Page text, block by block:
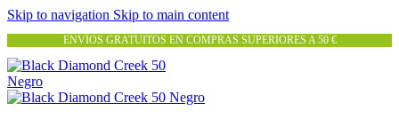
Skip to navigation Skip to main content
ENVÍOS GRATUITOS EN COMPRAS SUPERIORES A 50 €